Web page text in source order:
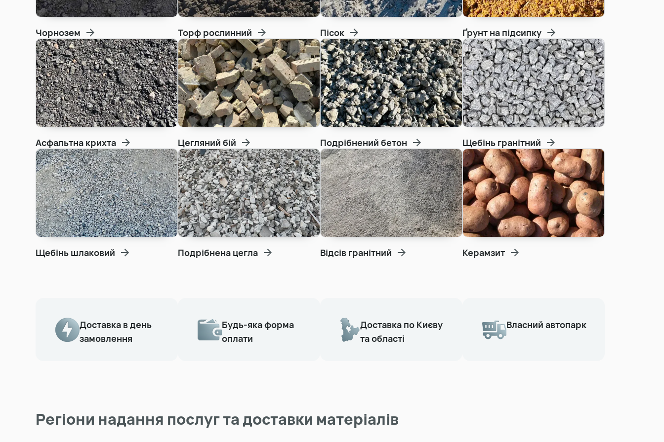
Демонтаж будинку Прибирання та вивіз снігу
Чорнозем Торф рослинний Пісок Ґрунт на підсипку
Асфальтна крихта Цегляний бій Подрібнений бетон Щебінь гранітний
Щебінь шлаковий Подрібнена цегла Відсів гранітний Керамзит
Доставка в день
замовлення
Будь-яка форма
оплати
Доставка по Києву
та області
Власний автопарк
Регіони надання послуг та доставки матеріалів